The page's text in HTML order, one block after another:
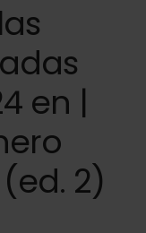
en |
2)